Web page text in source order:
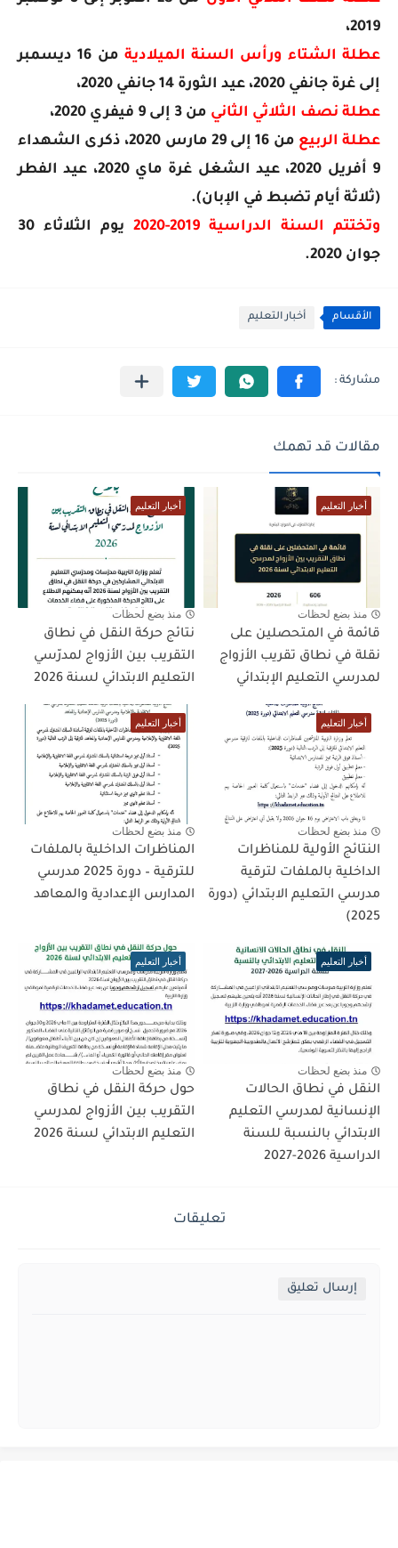
2019،
عطلة الشتاء ورأس السنة الميلادية
من 16 ديسمبر
إلى غرة جانفي 2020، عيد الثورة 14 جانفي 2020،
عطلة نصف الثلاثي الثاني من 3 إلى 9 فيفري 2020،
عطلة الربيع
من 16 إلى 29 مارس 2020، ذكرى الشهداء
9 أفريل 2020، عيد الشغل غرة ماي 2020، عيد الفطر
(ثلاثة أيام تضبط في الإبان).
وتختتم السنة الدراسية 2019-2020
يوم الثلاثاء 30
جوان 2020.
الأقسام أخبار التعليم
مقالات قد تهمك
أخبار التعليم
منذ بضع لحظات
قائمة في المتحصلين على
نقلة في نطاق تقريب الأزواج
لمدرسي التعليم الإبتدائي
أخبار التعليم
منذ بضع لحظات
نتائج حركة النقل في نطاق
التقريب بين الأزواج لمدرّسي
التعليم الابتدائي لسنة 2026
أخبار التعليم
منذ بضع لحظات
النتائج الأولية للمناظرات
الداخلية بالملفات لترقية
مدرسي التعليم الابتدائي (دورة
2025)
أخبار التعليم
منذ بضع لحظات
المناظرات الداخلية بالملفات
للترقية – دورة 2025 مدرسي
المدارس الإعدادية والمعاهد
أخبار التعليم
منذ بضع لحظات
النقل في نطاق الحالات
الإنسانية لمدرسي التعليم
الابتدائي بالنسبة للسنة
الدراسية 2026-2027
أخبار التعليم
منذ بضع لحظات
حول حركة النقل في نطاق
التقريب بين الأزواج لمدرسي
التعليم الابتدائي لسنة 2026
تعليقات
إرسال تعليق